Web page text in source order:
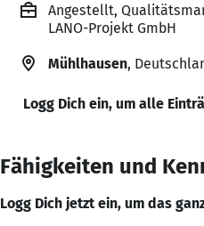
Angestellt,
LANO-Projekt GmbH
Mühlhausen,
Logg Dich ein, um alle
Fähigkeiten und
Logg Dich jetzt ein, um das